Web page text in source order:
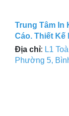
Trung Tâm In
Cáo. Thiết Kế
Địa chỉ: L1
Phường 5,